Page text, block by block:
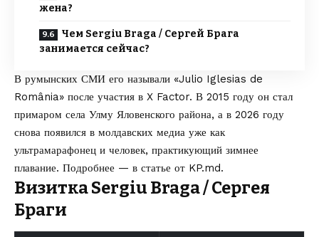
жена?
Чем Sergiu Braga / Сергей Брага
занимается сейчас?
В румынских СМИ его называли «Julio Iglesias de
România» после участия в X Factor. В 2015 году он стал
примаром села Улму Яловенского района, а в 2026 году
снова появился в молдавских медиа уже как
ультрамарафонец и человек, практикующий зимнее
плавание. Подробнее — в статье от KP.md.
Визитка Sergiu Braga / Сергея
Браги